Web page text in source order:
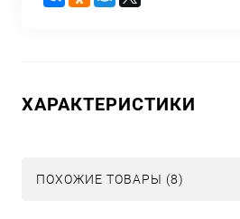
ХАРАКТЕРИСТИКИ
ПОХОЖИЕ ТОВАРЫ (8)